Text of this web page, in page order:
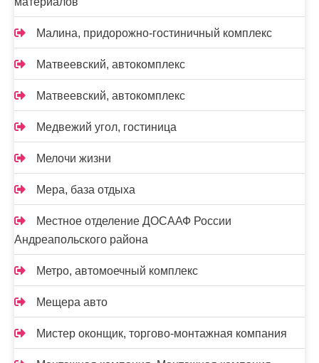
Малина, придорожно-гостиничный комплекс
Матвеевский, автокомплекс
Матвеевский, автокомплекс
Медвежий угол, гостиница
Мелочи жизни
Мера, база отдыха
Местное отделение ДОСААФ России
Андреапольского района
Метро, автомоечный комплекс
Мещера авто
Мистер оконщик, торгово-монтажная компания